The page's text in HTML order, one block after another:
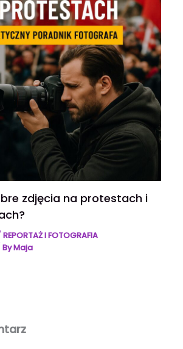
zdjęcia na protestach i
REPORTAŻ I FOTOGRAFIA
ByMaja